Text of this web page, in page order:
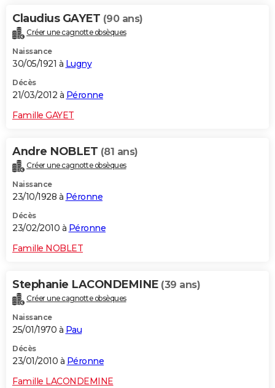
Claudius GAYET (90 ans)
Créer une cagnotte obsèques
Naissance
30/05/1921 à Lugny
Décès
21/03/2012 à Péronne
Famille GAYET
Andre NOBLET (81 ans)
Créer une cagnotte obsèques
Naissance
23/10/1928 à Péronne
Décès
23/02/2010 à Péronne
Famille NOBLET
Stephanie LACONDEMINE (39 ans)
Créer une cagnotte obsèques
Naissance
25/01/1970 à Pau
Décès
23/01/2010 à Péronne
Famille LACONDEMINE